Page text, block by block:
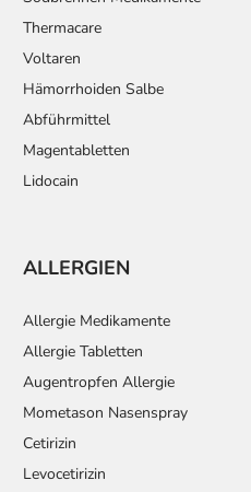
Thermacare
Voltaren
Hämorrhoiden Salbe
Abführmittel
Magentabletten
Lidocain
ALLERGIEN
Allergie Medikamente
Allergie Tabletten
Augentropfen Allergie
Mometason Nasenspray
Cetirizin
Levocetirizin